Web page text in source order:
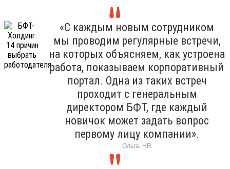
«С каждым новым сотрудником
мы проводим регулярные встречи,
на которых объясняем, как устроена
работа, показываем корпоративный
портал. Одна из таких встреч
проходит с генеральным
директором БФТ, где каждый
новичок может задать вопрос
первому лицу компании».
Ольга, HR